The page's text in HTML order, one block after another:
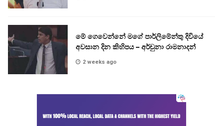
මේ ගෙවෙන්නේ මගේ පාර්ලිමේන්තු දිවියේ
අවසාන දින කිහිපය – අර්චුනා රාමනාදන්
2 weeks ago